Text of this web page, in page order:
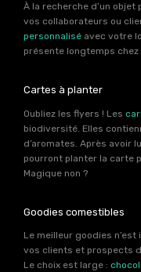
À la recherche d’un objet
vos collaborateurs ou
personnalisé avec votre
présente longtemps chez
Cartes à planter
Oubliez les flyers ! Les
biodiversité. Elles
d’aromates. Après avoir
pourront planter la carte
Magique non ?
Goodies comestibles
Le meilleur goodies n’est
vos clients et prospects
Le choix est large :